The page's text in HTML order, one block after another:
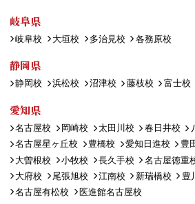
岐阜県
岐阜校 大垣校 多治見校 各務原校
静岡県
静岡校 浜松校 沼津校 藤枝校 富士校
愛知県
名古屋校 岡崎校 太田川校 春日井校
名古屋星ヶ丘校
豊橋校 愛知日進校 豊
大曽根校
小牧校 長久手校 名古屋徳重
大府校
尾張旭校 江南校 新瑞橋校 豊
名古屋有松校
医進館名古屋校